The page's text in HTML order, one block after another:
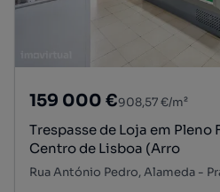
159 000 €908,57 €/m²
Trespasse de Loja em
Centro de Lisboa (Arro